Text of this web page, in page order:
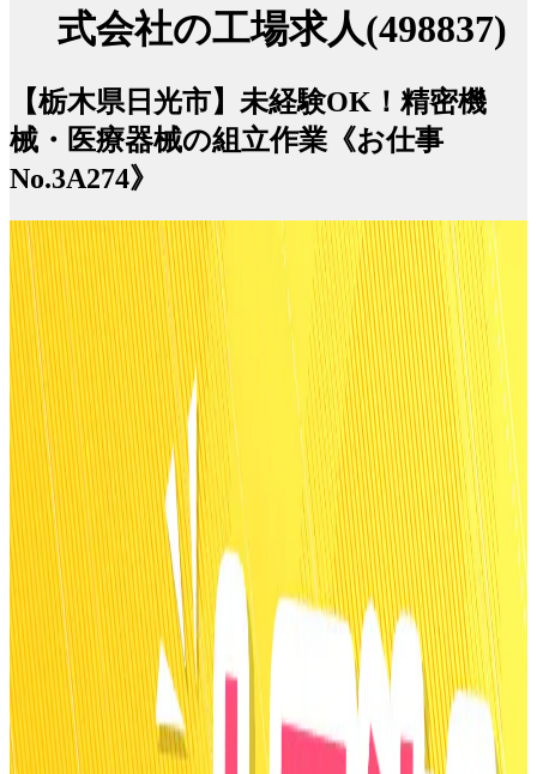
式会社の工場求人(498837)
【栃木県日光市】未経験OK！精密機
械・医療器械の組立作業《お仕事
No.3A274》